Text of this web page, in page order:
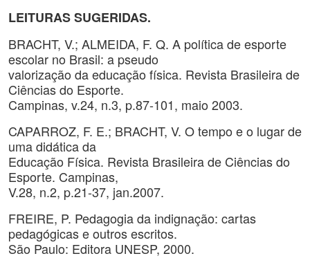
LEITURAS SUGERIDAS.
BRACHT, V.; ALMEIDA, F. Q. A política de esporte
escolar no Brasil: a pseudo
valorização da educação física. Revista Brasileira de
Ciências do Esporte.
Campinas, v.24, n.3, p.87-101, maio 2003.
CAPARROZ, F. E.; BRACHT, V. O tempo e o lugar de
uma didática da
Educação Física. Revista Brasileira de Ciências do
Esporte. Campinas,
V.28, n.2, p.21-37, jan.2007.
FREIRE, P. Pedagogia da indignação: cartas
pedagógicas e outros escritos.
São Paulo: Editora UNESP, 2000.